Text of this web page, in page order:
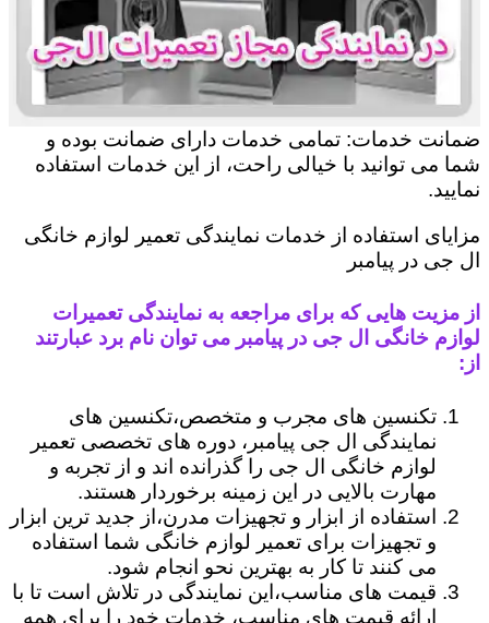
ضمانت خدمات: تمامی خدمات دارای ضمانت بوده و
شما می توانید با خیالی راحت، از این خدمات استفاده
نمایید.
مزایای استفاده از خدمات نمایندگی تعمیر لوازم خانگی
ال جی در پیامبر
از مزیت هایی که برای مراجعه به نمایندگی تعمیرات
لوازم خانگی ال جی در پیامبر می توان نام برد عبارتند
از:
تکنسین های مجرب و متخصص،تکنسین های
نمایندگی ال جی پیامبر، دوره های تخصصی تعمیر
لوازم خانگی ال جی را گذرانده اند و از تجربه و
مهارت بالایی در این زمینه برخوردار هستند.
استفاده از ابزار و تجهیزات مدرن،از جدید ترین ابزار
و تجهیزات برای تعمیر لوازم خانگی شما استفاده
می کنند تا کار به بهترین نحو انجام شود.
قیمت های مناسب،این نمایندگی در تلاش است تا با
ارائه قیمت های مناسب، خدمات خود را برای همه